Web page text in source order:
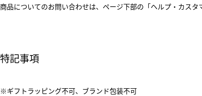
商品についてのお問い合わせは、ページ下部の「ヘルプ・カス
特記事項
※ギフトラッピング不可、ブランド包装不可